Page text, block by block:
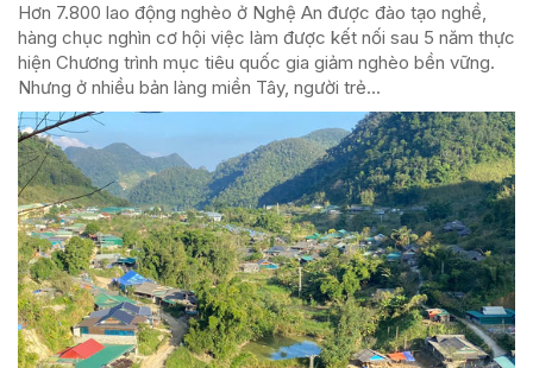
Hơn 7.800 lao động nghèo ở Nghệ An được đào tạo nghề,
hàng chục nghìn cơ hội việc làm được kết nối sau 5 năm thực
hiện Chương trình mục tiêu quốc gia giảm nghèo bền vững.
Nhưng ở nhiều bản làng miền Tây, người trẻ...